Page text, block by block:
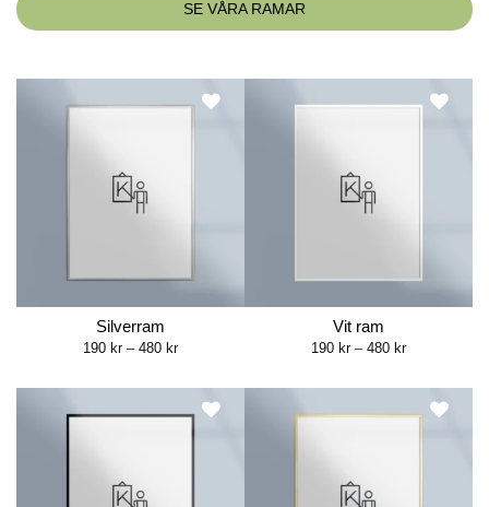
SE VÅRA RAMAR
Silverram
190 kr – 480 krPrice
through
480 kr
Vit ram
190 kr – 480 krPrice
through
480 kr